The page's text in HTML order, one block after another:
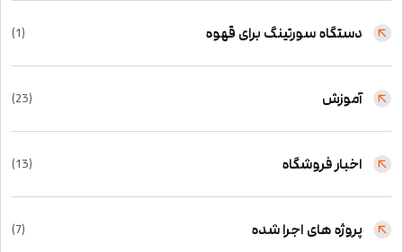
دستگاه سورتینگ برای قهوه (1)
آموزش (23)
اخبار فروشگاه (13)
پروژه های اجرا شده (7)